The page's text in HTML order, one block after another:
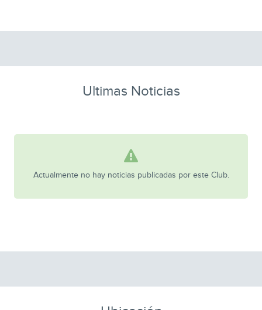
Ultimas Noticias
Actualmente no hay noticias publicadas por este Club.